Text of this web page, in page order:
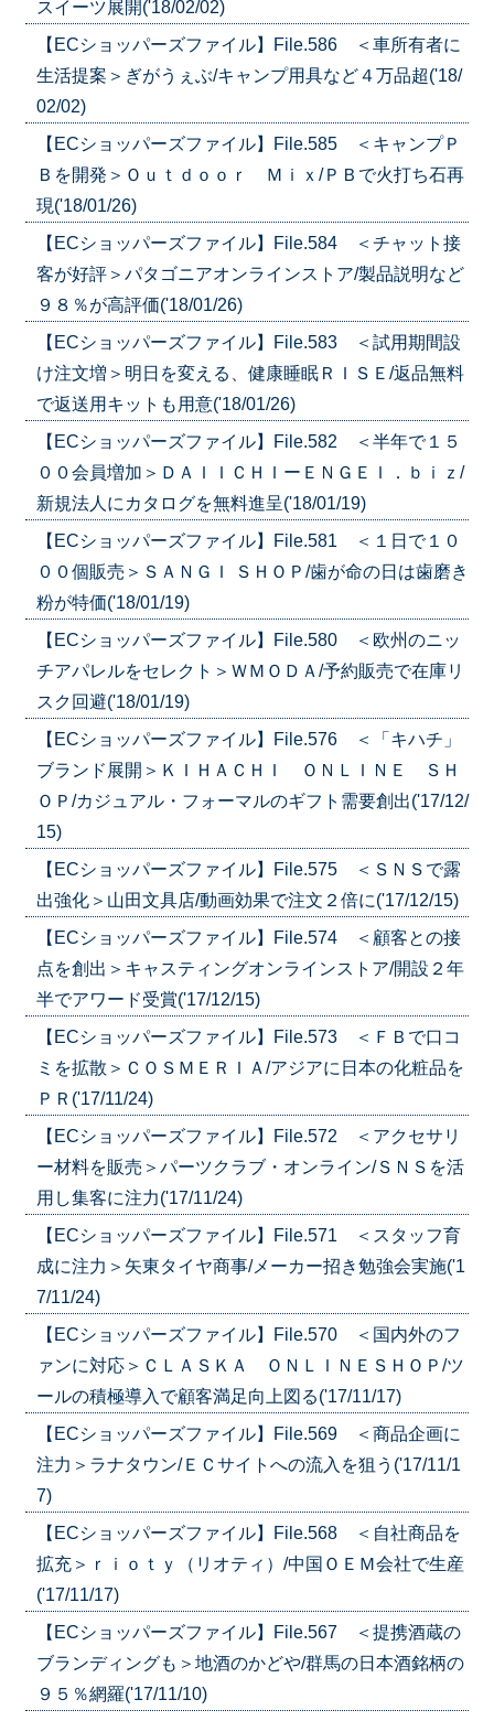
スイーツ展開('18/02/02)
【ECショッパーズファイル】File.586 ＜車所有者に
生活提案＞ぎがうぇぶ/キャンプ用具など４万品超('18/
02/02)
【ECショッパーズファイル】File.585 ＜キャンプＰ
Ｂを開発＞Ｏｕｔｄｏｏｒ Ｍｉｘ/ＰＢで火打ち石再
現('18/01/26)
【ECショッパーズファイル】File.584 ＜チャット接
客が好評＞パタゴニアオンラインストア/製品説明など
９８％が高評価('18/01/26)
【ECショッパーズファイル】File.583 ＜試用期間設
け注文増＞明日を変える、健康睡眠ＲＩＳＥ/返品無料
で返送用キットも用意('18/01/26)
【ECショッパーズファイル】File.582 ＜半年で１５
００会員増加＞ＤＡＩＩＣＨＩーＥＮＧＥＩ．ｂｉｚ/
新規法人にカタログを無料進呈('18/01/19)
【ECショッパーズファイル】File.581 ＜１日で１０
００個販売＞ＳＡＮＧＩ ＳＨＯＰ/歯が命の日は歯磨き
粉が特価('18/01/19)
【ECショッパーズファイル】File.580 ＜欧州のニッ
チアパレルをセレクト＞ＷＭＯＤＡ/予約販売で在庫リ
スク回避('18/01/19)
【ECショッパーズファイル】File.576 ＜「キハチ」
ブランド展開＞ＫＩＨＡＣＨＩ ＯＮＬＩＮＥ ＳＨ
ＯＰ/カジュアル・フォーマルのギフト需要創出('17/12/
15)
【ECショッパーズファイル】File.575 ＜ＳＮＳで露
出強化＞山田文具店/動画効果で注文２倍に('17/12/15)
【ECショッパーズファイル】File.574 ＜顧客との接
点を創出＞キャスティングオンラインストア/開設２年
半でアワード受賞('17/12/15)
【ECショッパーズファイル】File.573 ＜ＦＢで口コ
ミを拡散＞ＣＯＳＭＥＲＩＡ/アジアに日本の化粧品を
ＰＲ('17/11/24)
【ECショッパーズファイル】File.572 ＜アクセサリ
ー材料を販売＞パーツクラブ・オンライン/ＳＮＳを活
用し集客に注力('17/11/24)
【ECショッパーズファイル】File.571 ＜スタッフ育
成に注力＞矢東タイヤ商事/メーカー招き勉強会実施('1
7/11/24)
【ECショッパーズファイル】File.570 ＜国内外のフ
ァンに対応＞ＣＬＡＳＫＡ ＯＮＬＩＮＥＳＨＯＰ/ツ
ールの積極導入で顧客満足向上図る('17/11/17)
【ECショッパーズファイル】File.569 ＜商品企画に
注力＞ラナタウン/ＥＣサイトへの流入を狙う('17/11/1
7)
【ECショッパーズファイル】File.568 ＜自社商品を
拡充＞ｒｉｏｔｙ（リオティ）/中国ＯＥＭ会社で生産
('17/11/17)
【ECショッパーズファイル】File.567 ＜提携酒蔵の
ブランディングも＞地酒のかどや/群馬の日本酒銘柄の
９５％網羅('17/11/10)